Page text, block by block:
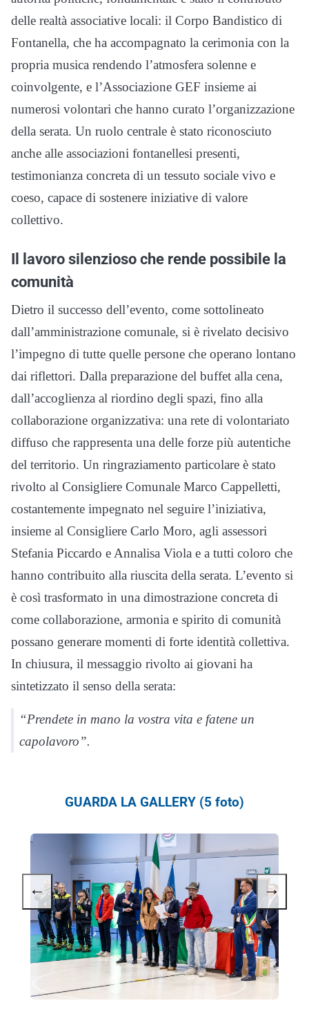
delle realtà associative locali: il Corpo Bandistico di
Fontanella, che ha accompagnato la cerimonia con la
propria musica rendendo l’atmosfera solenne e
coinvolgente, e l’Associazione GEF insieme ai
numerosi volontari che hanno curato l’organizzazione
della serata. Un ruolo centrale è stato riconosciuto
anche alle associazioni fontanellesi presenti,
testimonianza concreta di un tessuto sociale vivo e
coeso, capace di sostenere iniziative di valore
collettivo.
Il lavoro silenzioso che rende possibile la
comunità
Dietro il successo dell’evento, come sottolineato
dall’amministrazione comunale, si è rivelato decisivo
l’impegno di tutte quelle persone che operano lontano
dai riflettori. Dalla preparazione del buffet alla cena,
dall’accoglienza al riordino degli spazi, fino alla
collaborazione organizzativa: una rete di volontariato
diffuso che rappresenta una delle forze più autentiche
del territorio. Un ringraziamento particolare è stato
rivolto al Consigliere Comunale Marco Cappelletti,
costantemente impegnato nel seguire l’iniziativa,
insieme al Consigliere Carlo Moro, agli assessori
Stefania Piccardo e Annalisa Viola e a tutti coloro che
hanno contribuito alla riuscita della serata. L’evento si
è così trasformato in una dimostrazione concreta di
come collaborazione, armonia e spirito di comunità
possano generare momenti di forte identità collettiva.
In chiusura, il messaggio rivolto ai giovani ha
sintetizzato il senso della serata:
“Prendete in mano la vostra vita e fatene un
capolavoro”.
GUARDA LA GALLERY (5 foto)
← →